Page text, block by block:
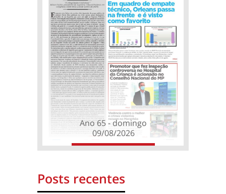
Ano 65 - domingo
09/08/2026
Posts recentes